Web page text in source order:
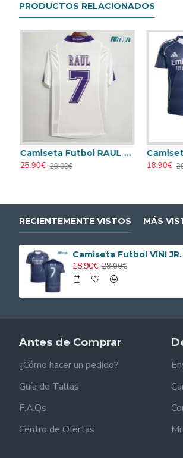
PRODUCTOS RELACIONADOS
Camiseta Futbol RAUL 7 Real Madrid Primera Equipación 1997/98 Vintage
25.90€ 29.00€
18.90€
23.90€ 31.00€
23.90€
RECIENTEMENTE VISTOS MÁS
18.90€ 28.00€
Antes de Comprar
¿Cómo hacer un pedido?
Guía de Tallas
F.A.Qs
Centro de Ofertas